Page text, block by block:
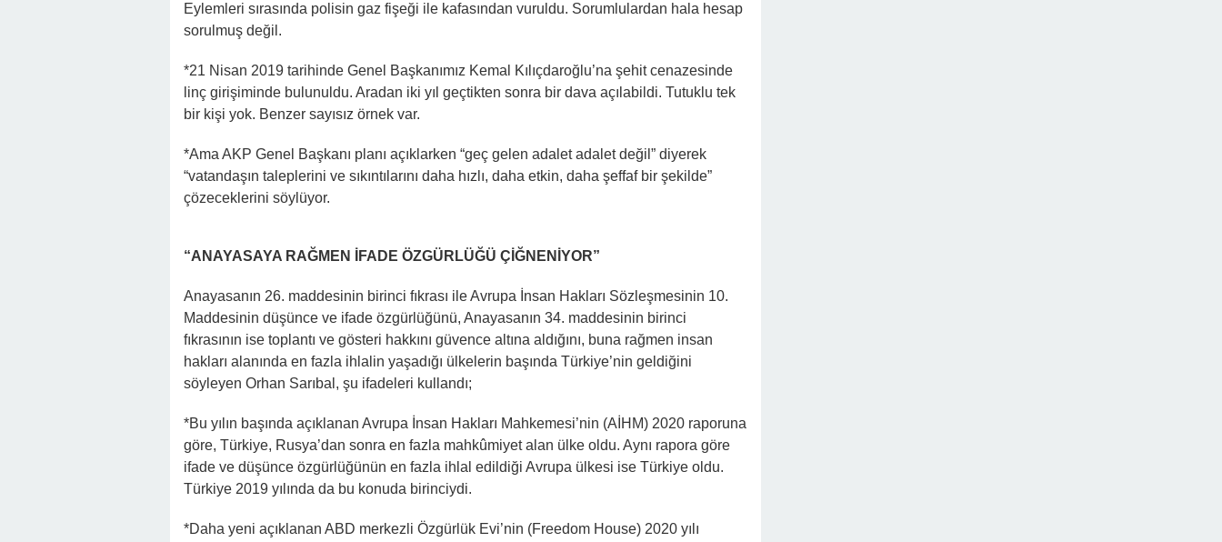
Eylemleri sırasında polisin gaz fişeği ile kafasından vuruldu. Sorumlulardan hala hesap
sorulmuş değil.
*21 Nisan 2019 tarihinde Genel Başkanımız Kemal Kılıçdaroğlu’na şehit cenazesinde
linç girişiminde bulunuldu. Aradan iki yıl geçtikten sonra bir dava açılabildi. Tutuklu tek
bir kişi yok. Benzer sayısız örnek var.
*Ama AKP Genel Başkanı planı açıklarken “geç gelen adalet adalet değil” diyerek
“vatandaşın taleplerini ve sıkıntılarını daha hızlı, daha etkin, daha şeffaf bir şekilde”
çözeceklerini söylüyor.
“ANAYASAYA RAĞMEN İFADE ÖZGÜRLÜĞÜ ÇİĞNENİYOR”
Anayasanın 26. maddesinin birinci fıkrası ile Avrupa İnsan Hakları Sözleşmesinin 10.
Maddesinin düşünce ve ifade özgürlüğünü, Anayasanın 34. maddesinin birinci
fıkrasının ise toplantı ve gösteri hakkını güvence altına aldığını, buna rağmen insan
hakları alanında en fazla ihlalin yaşadığı ülkelerin başında Türkiye’nin geldiğini
söyleyen Orhan Sarıbal, şu ifadeleri kullandı;
*Bu yılın başında açıklanan Avrupa İnsan Hakları Mahkemesi’nin (AİHM) 2020 raporuna
göre, Türkiye, Rusya’dan sonra en fazla mahkûmiyet alan ülke oldu. Aynı rapora göre
ifade ve düşünce özgürlüğünün en fazla ihlal edildiği Avrupa ülkesi ise Türkiye oldu.
Türkiye 2019 yılında da bu konuda birinciydi.
*Daha yeni açıklanan ABD merkezli Özgürlük Evi’nin (Freedom House) 2020 yılı